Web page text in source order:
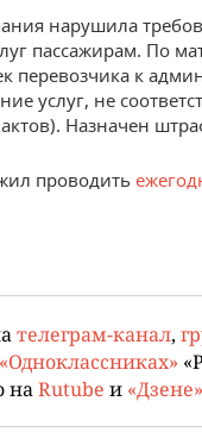
нарушила
пассажирам. По
перевозчика к
услуг, не
Назначен
проводить
телеграм-канал,
на Rutube и «Дзене»